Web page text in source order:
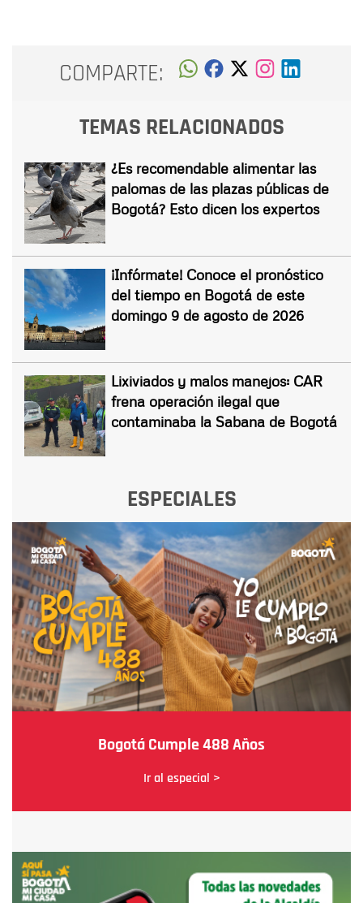
COMPARTE:
TEMAS RELACIONADOS
¿Es recomendable alimentar las
palomas de las plazas públicas de
Bogotá? Esto dicen los expertos
¡Infórmate! Conoce el pronóstico
del tiempo en Bogotá de este
domingo 9 de agosto de 2026
Lixiviados y malos manejos: CAR
frena operación ilegal que
contaminaba la Sabana de Bogotá
ESPECIALES
Bogotá Cumple 488 Años
Ir al especial >